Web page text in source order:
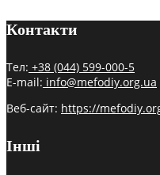
Контакти
Тел: +38 (044) 599-000-5
E-mail: info@mefodiy.org.ua
Веб-сайт: https://
Інші